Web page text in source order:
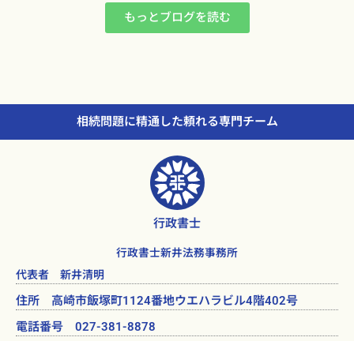
もっとブログを読む
相続問題に精通した頼れる専門チーム
行政書士
行政書士新井法務事務所
代表者 新井清明
住所 高崎市飯塚町1124番地ウエハラビル4階402号
電話番号 027-381-8878